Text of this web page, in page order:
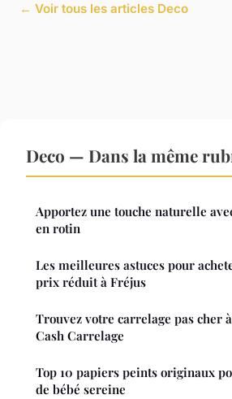
← Voir tous les articles Deco
Deco — Dans la même
Apportez une touche naturelle
en rotin
Les meilleures astuces pour
prix réduit à Fréjus
Trouvez votre carrelage pas cher
Cash Carrelage
Top 10 papiers peints originaux
de bébé sereine